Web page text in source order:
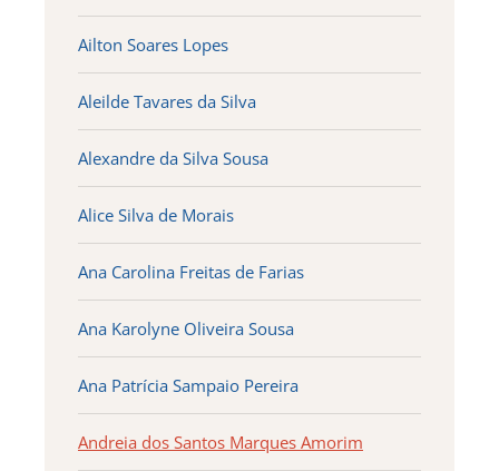
Ailton Soares Lopes
Aleilde Tavares da Silva
Alexandre da Silva Sousa
Alice Silva de Morais
Ana Carolina Freitas de Farias
Ana Karolyne Oliveira Sousa
Ana Patrícia Sampaio Pereira
Andreia dos Santos Marques Amorim